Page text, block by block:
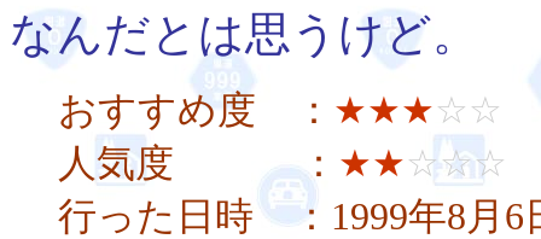
なんだとは思うけど。
おすすめ度 ： ★★★☆☆
人気度 ： ★★☆☆☆
行った日時 ：1999年8月